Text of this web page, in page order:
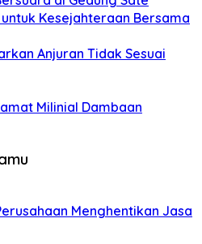
Kesejahteraan Bersama
Anjuran Tidak Sesuai
Milinial Dambaan
Menghentikan Jasa